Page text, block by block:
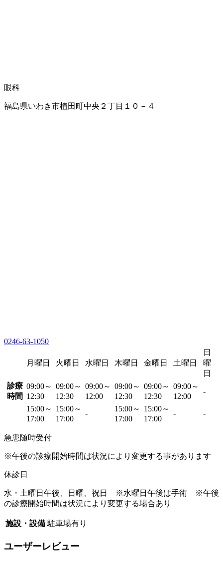
眼科
福島県いわき市植田町中央２丁目１０－４
0246-63-1050
月曜日 火曜日 水曜日 木曜日 金曜日 土曜日
日
曜
日
診療
時間
09:00～
12:30
09:00～
12:30
09:00～
12:00
09:00～
12:30
09:00～
12:30
09:00～
12:00
-
15:00～
17:00
15:00～
17:00
-
15:00～
17:00
15:00～
17:00
- -
急患随時受付
※午後の診療開始時間は状況により変更する事があります
休診日
水・土曜日午後、日曜、祝日 ※水曜日午後は手術 ※午後
の診療開始時間は状況により変更する場合あり
施設・設備 駐車場有り
ユーザーレビュー